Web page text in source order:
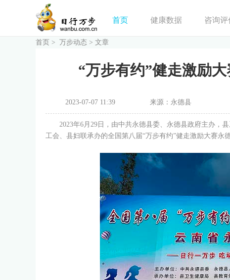
首页 健康数据 咨询评
首页 > 万步动态 > 文章
“万步有约”健走激励
2023-07-07 11:39 来源：永德县
2023年6月29日，由中共永德县委、永德县政府主办，
工会、县妇联承办的全国第八届“万步有约”健走激励大赛永